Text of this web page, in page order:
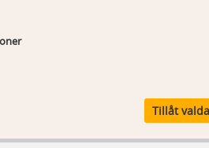
Tillåt